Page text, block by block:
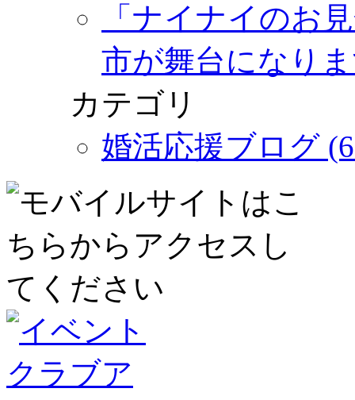
「ナイナイのお
市が舞台になり
カテゴリ
婚活応援ブログ